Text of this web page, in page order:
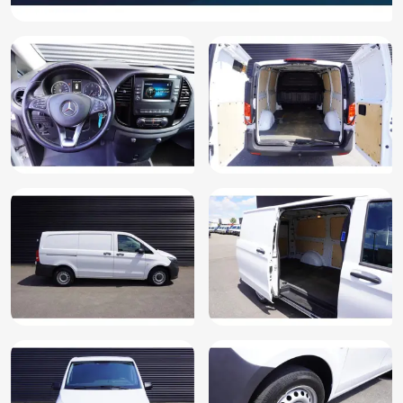
Stuur leder
Stuur verstelbaar
Trekhaak
Tussenschot volledig
Vermoeidheids herkenning
Warmtewerend glas
Zijwind assistent